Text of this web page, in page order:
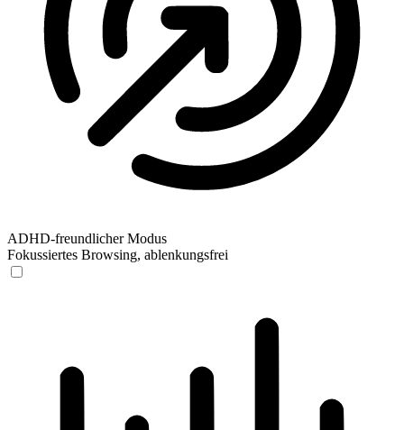
ADHD-freundlicher Modus
Fokussiertes Browsing, ablenkungsfrei